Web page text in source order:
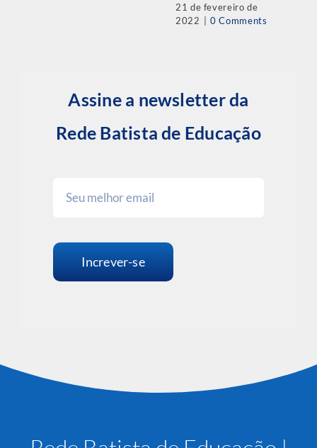
21 de fevereiro de
2022
0 Comments
Assine a newsletter da
Rede Batista de Educação
Increver-se